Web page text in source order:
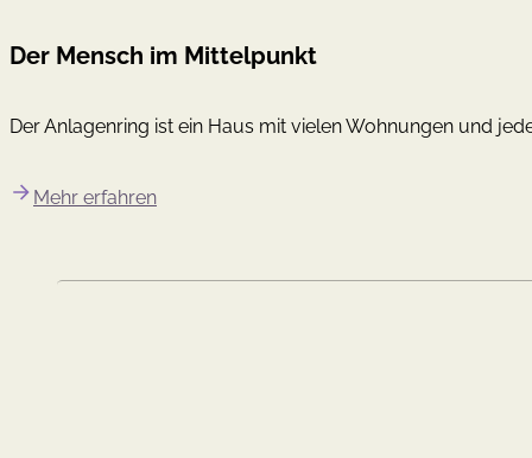
Der Mensch im Mittelpunkt
Der Anlagenring ist ein Haus mit vielen Wohnungen und
Mehr erfahren